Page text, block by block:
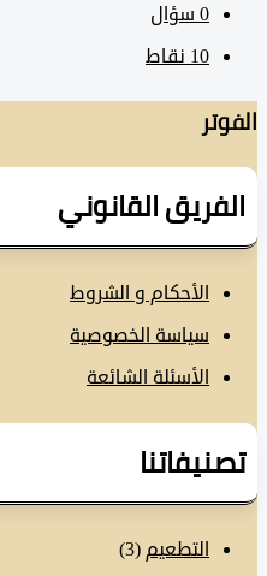
سؤال
نقاط
القانوني
الأحكام و الشروط
سياسة الخصوصية
الأسئلة الشائعة
التطعيم(3)